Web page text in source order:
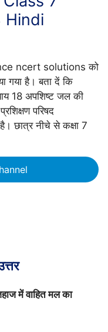
Hindi
ncert solutions को
गया है। बता दें कि
18 अपशिष्ट जल की
परिषद
छात्र नीचे से कक्षा 7
में वाहित मल का